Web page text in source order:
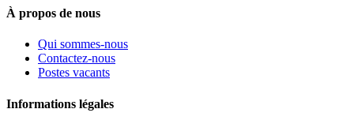
À propos de nous
Qui sommes-nous
Contactez-nous
Postes vacants
Informations légales